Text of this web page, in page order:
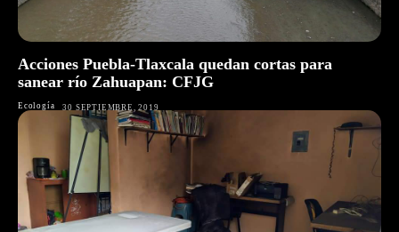
Acciones Puebla-Tlaxcala quedan cortas para
sanear río Zahuapan: CFJG
Ecología 30 SEPTIEMBRE, 2019